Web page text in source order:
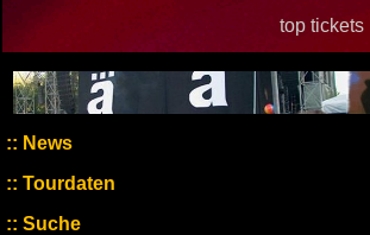
top tickets |
News
Tourdaten
Suche